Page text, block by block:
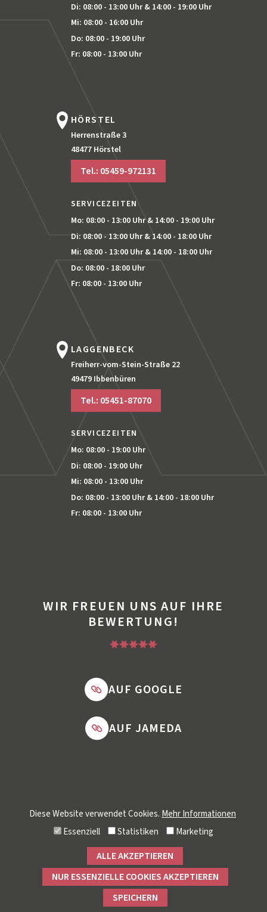
Di: 08:00 - 13:00 Uhr& 14:00 - 19:00 Uhr
Mi: 08:00 - 16:00 Uhr
Do: 08:00 - 19:00 Uhr
Fr: 08:00 - 13:00 Uhr
HÖRSTEL
Herrenstraße 3
48477 Hörstel
Tel.: 05459-972131
SERVICEZEITEN
Mo: 08:00 - 13:00 Uhr& 14:00 - 19:00 Uhr
Di: 08:00 - 13:00 Uhr& 14:00 - 18:00 Uhr
Mi: 08:00 - 13:00 Uhr& 14:00 - 18:00 Uhr
Do: 08:00 - 18:00 Uhr
Fr: 08:00 - 13:00 Uhr
LAGGENBECK
Freiherr-vom-Stein-Straße 22
49479 Ibbenbüren
Tel.: 05451-87070
SERVICEZEITEN
Mo: 08:00 - 19:00 Uhr
Di: 08:00 - 19:00 Uhr
Mi: 08:00 - 13:00 Uhr
Do: 08:00 - 13:00 Uhr& 14:00 - 18:00 Uhr
Fr: 08:00 - 13:00 Uhr
WIR FREUEN UNS AUF IHRE
BEWERTUNG!
* * * * *
AUF GOOGLE
AUF JAMEDA
Datenschutz Impressum
Diese Website verwendet Cookies. Mehr Informationen
Essenziell
Statistiken Marketing
ALLE AKZEPTIEREN
NUR ESSENZIELLE COOKIES AKZEPTIEREN
SPEICHERN